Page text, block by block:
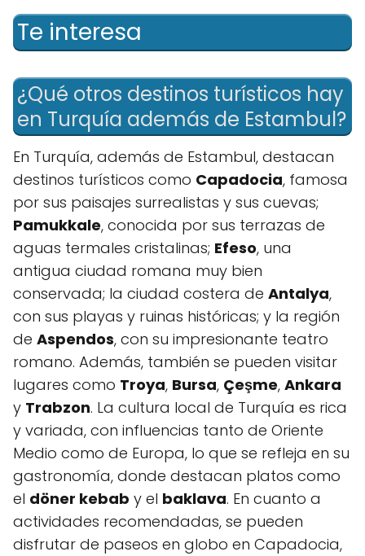
Te interesa
¿Qué otros destinos turísticos hay
en Turquía además de Estambul?
En Turquía, además de Estambul, destacan
destinos turísticos como Capadocia, famosa
por sus paisajes surrealistas y sus cuevas;
Pamukkale, conocida por sus terrazas de
aguas termales cristalinas; Efeso, una
antigua ciudad romana muy bien
conservada; la ciudad costera de Antalya,
con sus playas y ruinas históricas; y la región
de Aspendos, con su impresionante teatro
romano. Además, también se pueden visitar
lugares como Troya, Bursa, Çeşme, Ankara
y Trabzon. La cultura local de Turquía es rica
y variada, con influencias tanto de Oriente
Medio como de Europa, lo que se refleja en su
gastronomía, donde destacan platos como
el döner kebab y el baklava. En cuanto a
actividades recomendadas, se pueden
disfrutar de paseos en globo en Capadocia,